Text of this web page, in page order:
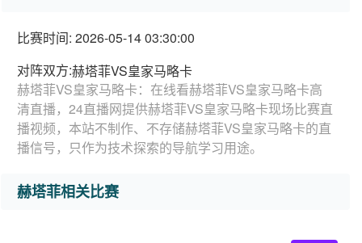
比赛时间: 2026-05-14 03:30:00
对阵双方:赫塔菲VS皇家马略卡
赫塔菲VS皇家马略卡：在线看赫塔菲VS皇家马略卡高
清直播，24直播网提供赫塔菲VS皇家马略卡现场比赛直
播视频，本站不制作、不存储赫塔菲VS皇家马略卡的直
播信号，只作为技术探索的导航学习用途。
赫塔菲相关比赛